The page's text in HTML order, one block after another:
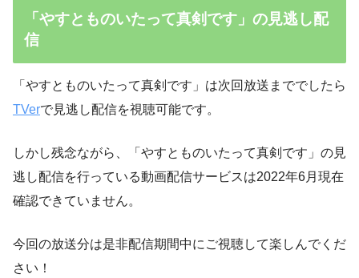
「やすとものいたって真剣です」の見逃し配
信
「やすとものいたって真剣です」は次回放送まででしたら
TVerで見逃し配信を視聴可能です。
しかし残念ながら、「やすとものいたって真剣です」の見
逃し配信を行っている動画配信サービスは2022年6月現在
確認できていません。
今回の放送分は是非配信期間中にご視聴して楽しんでくだ
さい！